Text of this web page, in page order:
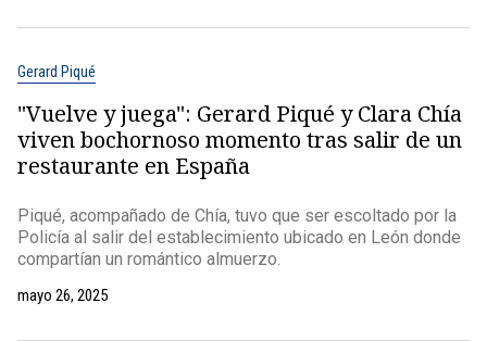
Gerard Piqué
"Vuelve y juega": Gerard Piqué y Clara Chía
viven bochornoso momento tras salir de un
restaurante en España
Piqué, acompañado de Chía, tuvo que ser escoltado por la
Policía al salir del establecimiento ubicado en León donde
compartían un romántico almuerzo.
mayo 26, 2025